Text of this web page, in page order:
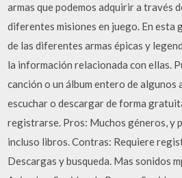
armas que podemos adquirir a través
diferentes misiones en juego. En esta
de las diferentes armas épicas y
la información relacionada con ellas.
canción o un álbum entero de algunos
escuchar o descargar de forma
registrarse. Pros: Muchos géneros, y
incluso libros. Contras: Requiere
Descargas y busqueda. Mas sonidos